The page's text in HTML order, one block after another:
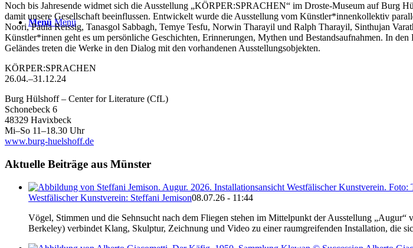
Menü Menü
Noch bis Jahresende widmet sich die Ausstellung „KÖRPER:SPRACHEN“ im Droste-Museum auf Burg
damit unsere Gesellschaft beeinflussen. Entwickelt wurde die Ausstellung vom Künstler*innenkollektiv
Noori, Paula Reissig, Tanasgol Sabbagh, Temye Tesfu, Norwin Tharayil und Ralph Tharayil, Sinthujan
Künstler*innen geht es um persönliche Geschichten, Erinnerungen, Mythen und Bestandsaufnahmen. In
Geländes treten die Werke in den Dialog mit den vorhandenen Ausstellungsobjekten.
KÖRPER:SPRACHEN
26.04.–31.12.24
Burg Hülshoff – Center for Literature (CfL)
Schonebeck 6
48329 Havixbeck
Mi–So 11–18.30 Uhr
www.burg-huelshoff.de
Aktuelle Beiträge aus Münster
Westfälischer Kunstverein: Steffani Jemison08.07.26 - 11:44
Vögel, Stimmen und die Sehnsucht nach dem Fliegen stehen im Mittelpunkt der Ausstellung
Berkeley) verbindet Klang, Skulptur, Zeichnung und Video zu einer raumgreifenden Installation, die